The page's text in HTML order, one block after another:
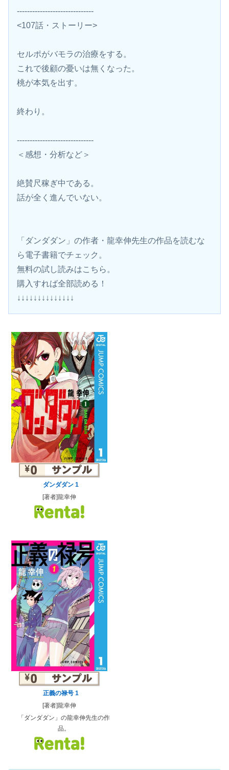
------------------------------
<107話・ストーリー>
セルポがバモラの治療をする。
これで後顧の憂いは無くなった。
桃が本気を出す。
終わり。
------------------------------
＜感想・分析など＞
絶賛尺稼ぎ中である。
話が全く進んでいない。
「ダンダダン」の作者・龍幸伸先生の作品を読むな
ら電子書籍でチェック。
無料の試し読みはこちら。
購入すれば全部読める！
↓↓↓↓↓↓↓↓↓↓↓↓↓↓
ダンダダン 1
[著者]龍幸伸
正義の禄号 1
[著者]龍幸伸
「ダンダダン」の龍幸伸先生の作
品。